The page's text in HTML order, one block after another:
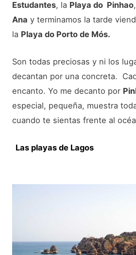
Estudantes, la Playa do Pinhao
Ana y terminamos la tarde
la Playa do Porto de Mós.
Son todas preciosas y ni los
decantan por una concreta.
encanto. Yo me decanto por
especial, pequeña, muestra
cuando te sientas frente al
Las playas de Lagos